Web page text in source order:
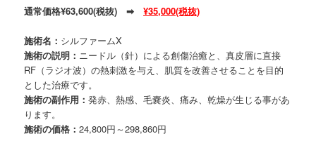
通常価格¥63,600(税抜) ➡¥35,000(税抜)
施術名： シルファームX
施術の説明： ニードル（針）による創傷治癒と、真皮層に直接
RF（ラジオ波）の熱刺激を与え、肌質を改善させることを目的
とした治療です。
施術の副作用：発赤、熱感、毛嚢炎、痛み、乾燥が生じる事があ
ります。
施術の価格：24,800円～298,860円